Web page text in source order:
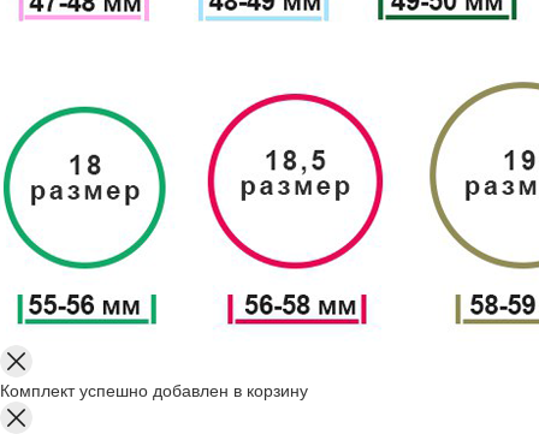
Комплект успешно добавлен в корзину